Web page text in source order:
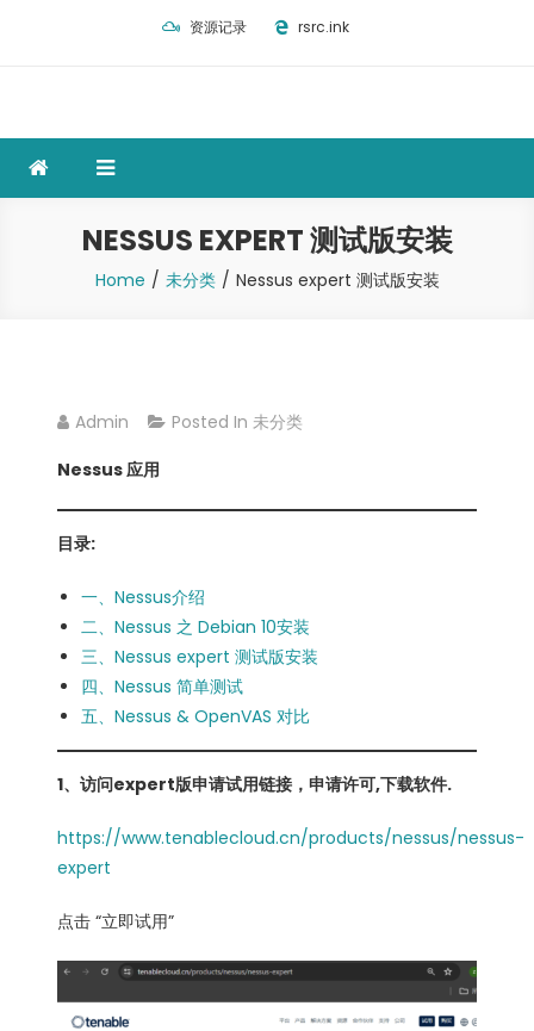
资源记录 rsrc.ink
NESSUS EXPERT 测试版安装
Home 未分类 Nessus expert 测试版安装
Admin Posted In未分类
Nessus 应用
目录:
一、Nessus介绍
二、Nessus 之 Debian 10安装
三、Nessus expert 测试版安装
四、Nessus 简单测试
五、Nessus & OpenVAS 对比
1、访问expert版申请试用链接，申请许可,下载软件.
https://www.tenablecloud.cn/products/nessus/nessus-
expert
点击 “立即试用”